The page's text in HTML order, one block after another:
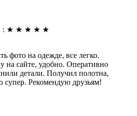
: ★ ★ ★ ★ ★
фото на одежде, все легко.
на сайте, удобно. Оперативно
детали. Получил полотна,
супер. Рекомендую друзьям!